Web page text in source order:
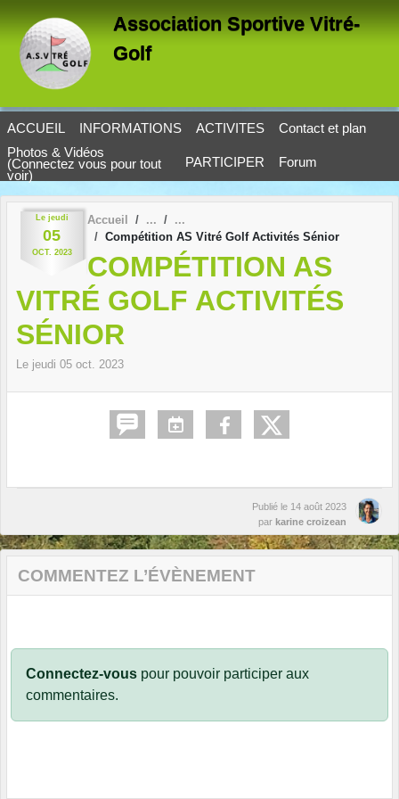
Association Sportive Vitré-
Golf
ACCUEIL INFORMATIONS ACTIVITES
Contact et plan
Photos & Vidéos
(Connectez vous pour tout
voir)
PARTICIPER Forum
Le jeudi
05
OCT. 2023
Accueil
Compétition AS Vitré Golf Activités Sénior
COMPÉTITION AS
VITRÉ GOLF ACTIVITÉS
SÉNIOR
Le jeudi 05 oct. 2023
Publié le 14 août 2023
par karine croizean
COMMENTEZ L’ÉVÈNEMENT
Connectez-vous pour pouvoir participer aux
commentaires.